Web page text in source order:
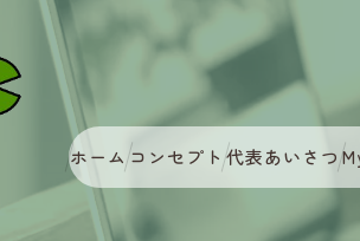
ホーム コンセプト 代表あいさつ